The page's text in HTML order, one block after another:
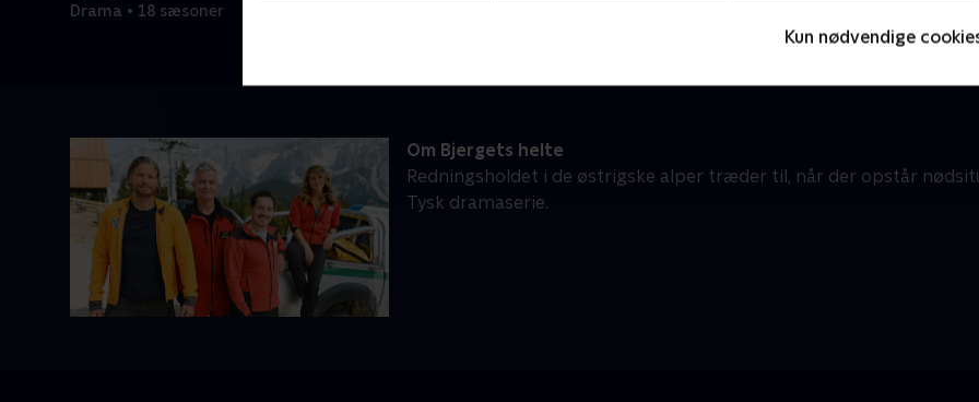
Kun nødvendige
Drama • 18 sæsoner
Om Bjergets helte
Redningsholdet i de østrigske alper træder til, når der opstår
Tysk dramaserie.